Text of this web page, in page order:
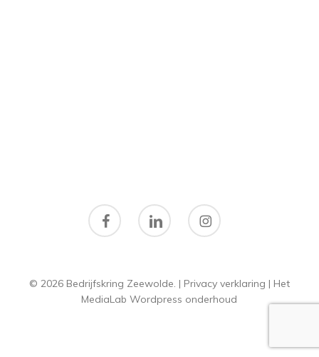
facebook linkedin instagram
© 2026 Bedrijfskring Zeewolde. | Privacy verklaring | Het
MediaLab Wordpress onderhoud